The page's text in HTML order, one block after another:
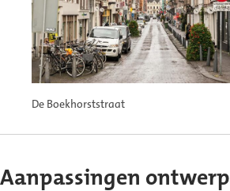
De Boekhorststraat
Aanpassingen ontwerp